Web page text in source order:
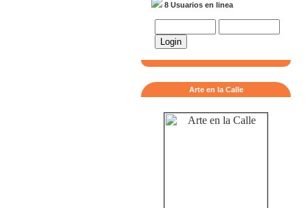
8 Usuarios en linea
Arte en la Calle